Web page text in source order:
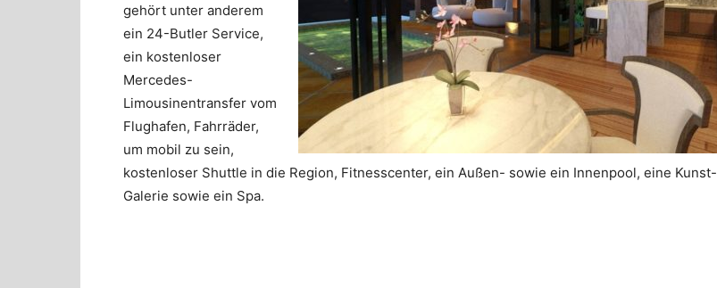
gehört unter anderem
ein 24-Butler Service,
ein kostenloser
Mercedes-
Limousinentransfer vom
Flughafen, Fahrräder,
um mobil zu sein,
kostenloser Shuttle in die Region, Fitnesscenter, ein Außen- sowie ein Innenpool, eine Kunst-
Galerie sowie ein Spa.